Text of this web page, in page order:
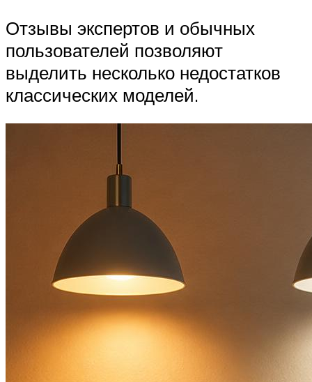
Отзывы экспертов и обычных
пользователей позволяют
выделить несколько недостатков
классических моделей.